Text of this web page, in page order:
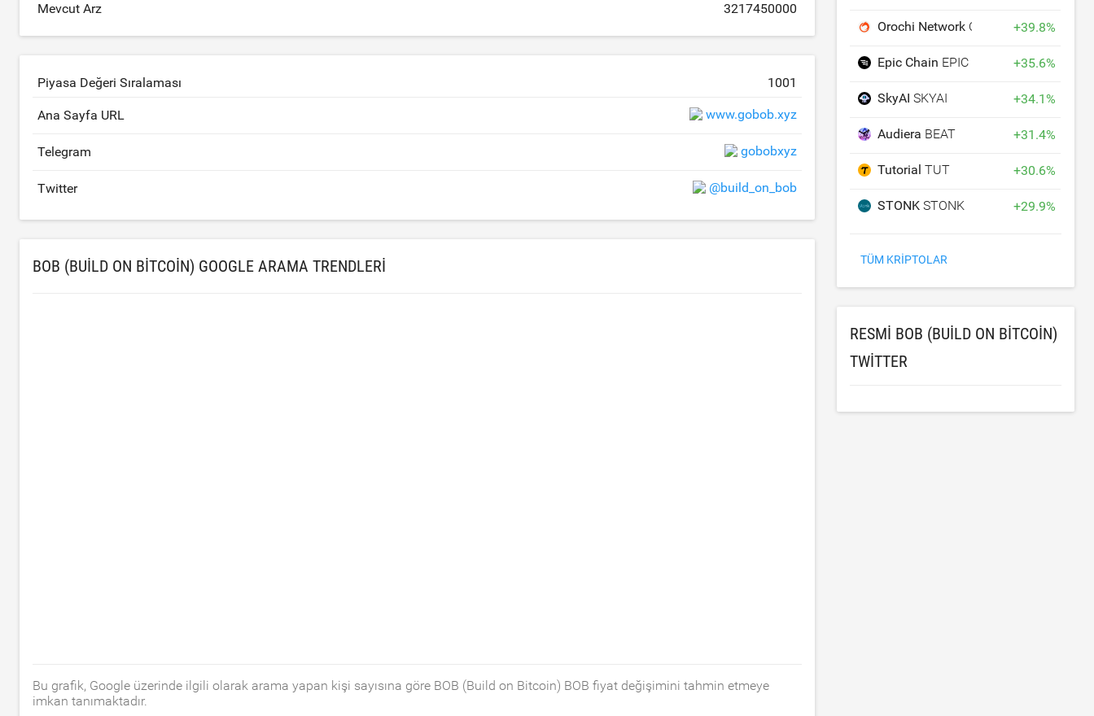
Mevcut Arz
3217450000
Piyasa Değeri Sıralaması 1001
Ana Sayfa URL www.gobob.xyz
Telegram gobobxyz
Twitter @build_on_bob
BOB (BUILD ON BITCOIN) GOOGLE ARAMA TRENDLERI
Bu grafik, Google üzerinde ilgili olarak arama yapan kişi sayısına göre BOB (Build on Bitcoin) BOB fiyat değişimini tahmin etmeye
imkan tanımaktadır.
Orochi Network ON +39.8%
Epic Chain EPIC +35.6%
SkyAISKYAI +34.1%
Audiera BEAT +31.4%
TutorialTUT +30.6%
STONKSTONK +29.9%
TÜM KRIPTOLAR
RESMI BOB (BUILD ON BITCOIN)
TWITTER